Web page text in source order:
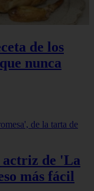
de los
nunca
actriz de 'La
más fácil